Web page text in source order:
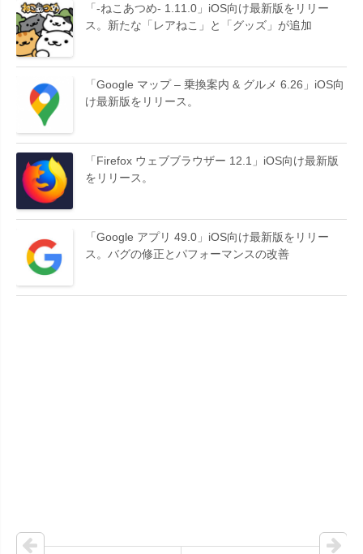
「-ねこあつめ- 1.11.0」iOS向け最新版をリリー
ス。新たな「レアねこ」と「グッズ」が追加
「Google マップ – 乗換案内 & グルメ 6.26」iOS向
け最新版をリリース。
「Firefox ウェブブラウザー 12.1」iOS向け最新版
をリリース。
「Google アプリ 49.0」iOS向け最新版をリリー
ス。バグの修正とパフォーマンスの改善